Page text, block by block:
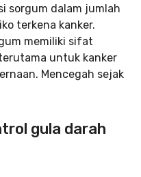
sorgum dalam jumlah
terkena kanker.
memiliki sifat
untuk kanker
Mencegah sejak
gula darah